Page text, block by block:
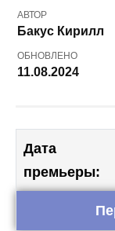
АВТОР
Бакус Кирилл
ОБНОВЛЕНО
11.08.2024
Дата
премьеры: